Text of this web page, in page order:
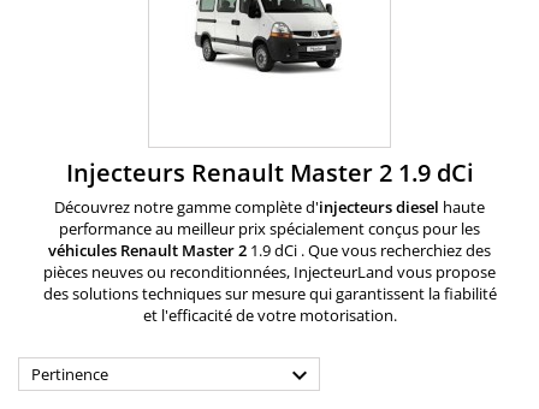
Injecteurs Renault Master 2 1.9 dCi
Découvrez notre gamme complète d'injecteurs diesel haute
performance au meilleur prix spécialement conçus pour les
véhicules Renault Master 2 1.9 dCi . Que vous recherchiez des
pièces neuves ou reconditionnées, InjecteurLand vous propose
des solutions techniques sur mesure qui garantissent la fiabilité
et l'efficacité de votre motorisation.
Pertinence 